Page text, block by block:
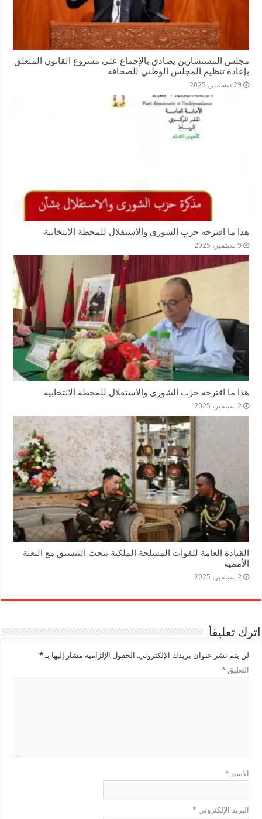
مجلس المستشارين يصادق بالإجماع على مشروع القانون المتعلق
بإعادة تنظيم المجلس الوطني للصحافة
29 ديسمبر، 2025
هذا ما اقترحه حزب الشورى والاستقلال للمحطة الانتخابية
9 سبتمبر، 2025
هذا ما اقترحه حزب الشورى والاستقلال للمحطة الانتخابية
2 سبتمبر، 2025
القيادة العامة للقوات المسلحة الملكية تبحث التنسيق مع البعثة
الأممية
2 سبتمبر، 2025
اترك تعليقاً
لن يتم نشر عنوان بريدك الإلكتروني. الحقول الإلزامية مشار إليها بـ*
التعليق*
الاسم*
البريد الإلكتروني*